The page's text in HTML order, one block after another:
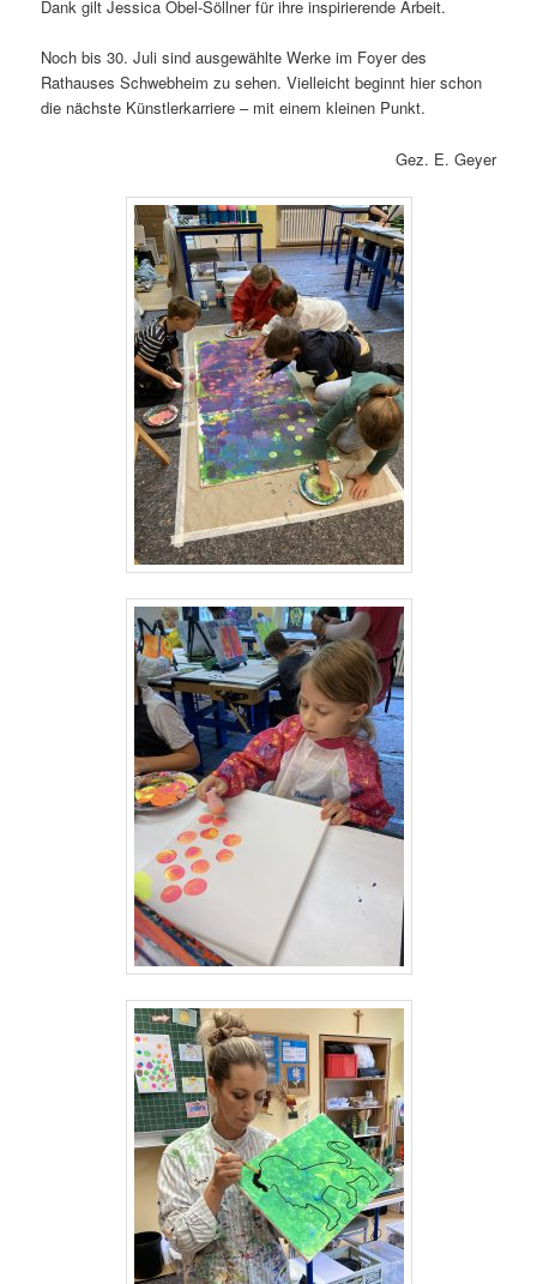
Dank gilt Jessica Obel-Söllner für ihre inspirierende Arbeit.
Noch bis 30. Juli sind ausgewählte Werke im Foyer des
Rathauses Schwebheim zu sehen. Vielleicht beginnt hier schon
die nächste Künstlerkarriere – mit einem kleinen Punkt.
Gez. E. Geyer